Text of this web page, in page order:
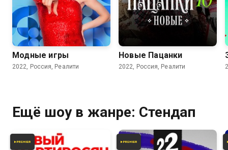
Модные игры
2022, Россия, Реалити
Новые Пацанки
2022, Россия, Реалити
Ещё шоу в жанре: Стендап